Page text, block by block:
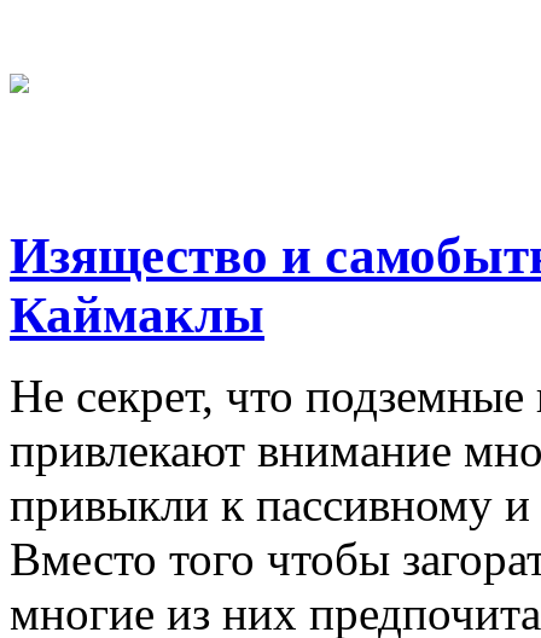
Изящество и
Каймаклы
Не секрет, что
привлекают внимание
привыкли к пассивному
Вместо того чтобы
многие из них